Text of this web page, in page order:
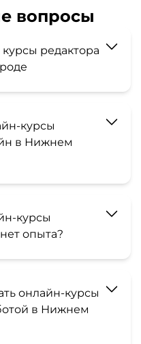
вопросы
редактора
курсы
в Нижнем
курсы
опыта?
онлайн-курсы
в Нижнем